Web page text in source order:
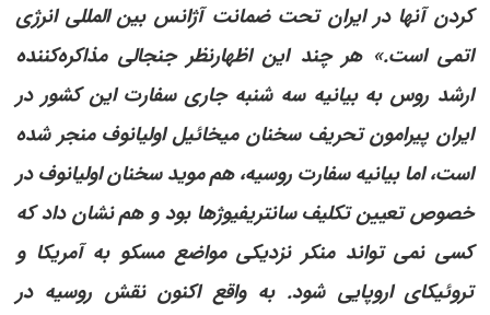
کردن آنها در ایران تحت ضمانت آژانس بین المللی انرژی
اتمی است.» هر چند این اظهارنظر جنجالی مذاکره‌کننده
ارشد روس به بیانیه سه شنبه جاری سفارت این کشور در
ایران پیرامون تحریف سخنان میخائیل اولیانوف منجر شده
است، اما بیانیه سفارت روسیه، هم موید سخنان اولیانوف در
خصوص تعیین تکلیف سانتریفیوژها بود و هم نشان داد که
کسی نمی تواند منکر نزدیکی مواضع مسکو به آمریکا و
تروئیکای اروپایی شود. به واقع اکنون نقش روسیه در